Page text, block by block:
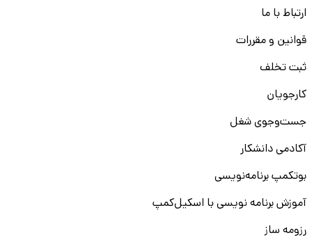
ارتباط با ما
قوانین و مقررات
ثبت تخلف
کارجویان
جست‌و‌جوی شغل
آکادمی دانشکار
بوتکمپ برنامه‌نویسی
آموزش برنامه نویسی با اسکیل‌کمپ
رزومه ساز